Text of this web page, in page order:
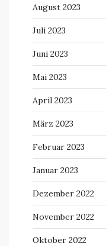
August 2023
Juli 2023
Juni 2023
Mai 2023
April 2023
März 2023
Februar 2023
Januar 2023
Dezember 2022
November 2022
Oktober 2022